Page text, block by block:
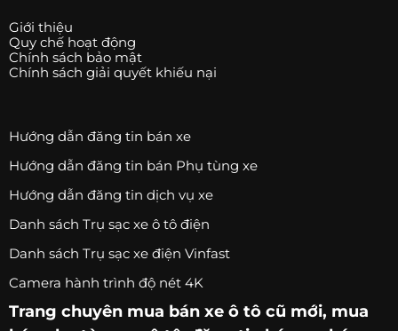
Giới thiệu
Quy chế hoạt động
Chính sách bảo mật
Chính sách giải quyết khiếu nại
Hướng dẫn đăng tin bán xe
Hướng dẫn đăng tin bán Phụ tùng xe
Hướng dẫn đăng tin dịch vụ xe
Danh sách Trụ sạc xe ô tô điện
Danh sách Trụ sạc xe điện Vinfast
Camera hành trình độ nét 4K
Trang chuyên mua bán xe ô tô cũ mới, mua